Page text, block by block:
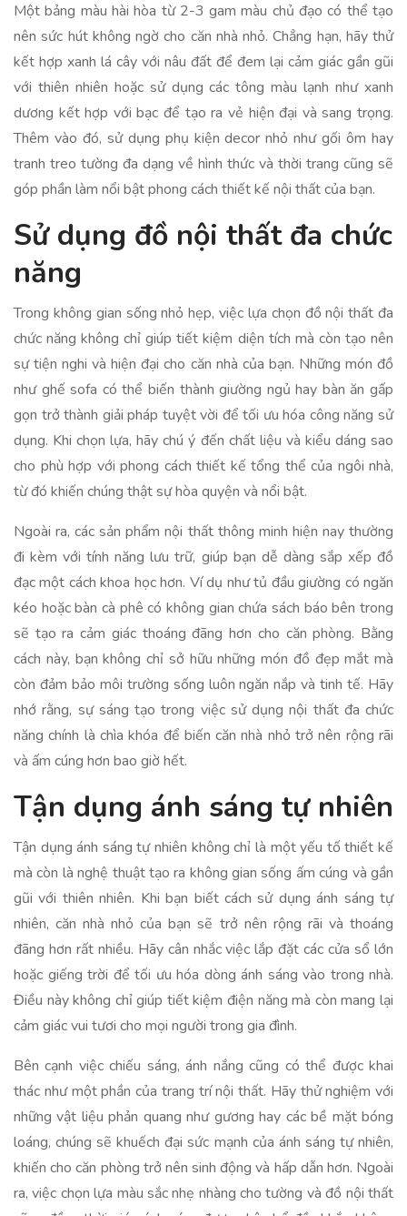
Một bảng màu hài hòa từ 2-3 gam màu chủ đạo có thể tạo
nên sức hút không ngờ cho căn nhà nhỏ. Chẳng hạn, hãy thử
kết hợp xanh lá cây với nâu đất để đem lại cảm giác gần gũi
với thiên nhiên hoặc sử dụng các tông màu lạnh như xanh
dương kết hợp với bạc để tạo ra vẻ hiện đại và sang trọng.
Thêm vào đó, sử dụng phụ kiện decor nhỏ như gối ôm hay
tranh treo tường đa dạng về hình thức và thời trang cũng sẽ
góp phần làm nổi bật phong cách thiết kế nội thất của bạn.
Sử dụng đồ nội thất đa chức
năng
Trong không gian sống nhỏ hẹp, việc lựa chọn đồ nội thất đa
chức năng không chỉ giúp tiết kiệm diện tích mà còn tạo nên
sự tiện nghi và hiện đại cho căn nhà của bạn. Những món đồ
như ghế sofa có thể biến thành giường ngủ hay bàn ăn gấp
gọn trở thành giải pháp tuyệt vời để tối ưu hóa công năng sử
dụng. Khi chọn lựa, hãy chú ý đến chất liệu và kiểu dáng sao
cho phù hợp với phong cách thiết kế tổng thể của ngôi nhà,
từ đó khiến chúng thật sự hòa quyện và nổi bật.
Ngoài ra, các sản phẩm nội thất thông minh hiện nay thường
đi kèm với tính năng lưu trữ, giúp bạn dễ dàng sắp xếp đồ
đạc một cách khoa học hơn. Ví dụ như tủ đầu giường có ngăn
kéo hoặc bàn cà phê có không gian chứa sách báo bên trong
sẽ tạo ra cảm giác thoáng đãng hơn cho căn phòng. Bằng
cách này, bạn không chỉ sở hữu những món đồ đẹp mắt mà
còn đảm bảo môi trường sống luôn ngăn nắp và tinh tế. Hãy
nhớ rằng, sự sáng tạo trong việc sử dụng nội thất đa chức
năng chính là chìa khóa để biến căn nhà nhỏ trở nên rộng rãi
và ấm cúng hơn bao giờ hết.
Tận dụng ánh sáng tự nhiên
Tận dụng ánh sáng tự nhiên không chỉ là một yếu tố thiết kế
mà còn là nghệ thuật tạo ra không gian sống ấm cúng và gần
gũi với thiên nhiên. Khi bạn biết cách sử dụng ánh sáng tự
nhiên, căn nhà nhỏ của bạn sẽ trở nên rộng rãi và thoáng
đãng hơn rất nhiều. Hãy cân nhắc việc lắp đặt các cửa sổ lớn
hoặc giếng trời để tối ưu hóa dòng ánh sáng vào trong nhà.
Điều này không chỉ giúp tiết kiệm điện năng mà còn mang lại
cảm giác vui tươi cho mọi người trong gia đình.
Bên cạnh việc chiếu sáng, ánh nắng cũng có thể được khai
thác như một phần của trang trí nội thất. Hãy thử nghiệm với
những vật liệu phản quang như gương hay các bề mặt bóng
loáng, chúng sẽ khuếch đại sức mạnh của ánh sáng tự nhiên,
khiến cho căn phòng trở nên sinh động và hấp dẫn hơn. Ngoài
ra, việc chọn lựa màu sắc nhẹ nhàng cho tường và đồ nội thất